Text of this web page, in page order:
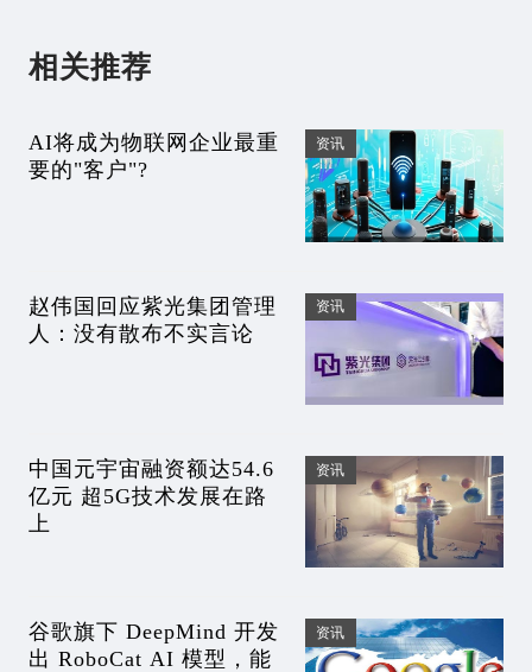
相关推荐
AI将成为物联网企业最重
要的"客户"?
资讯
赵伟国回应紫光集团管理
人：没有散布不实言论
资讯
中国元宇宙融资额达54.6
亿元 超5G技术发展在路
上
资讯
谷歌旗下 DeepMind 开发
出 RoboCat AI 模型，能
资讯